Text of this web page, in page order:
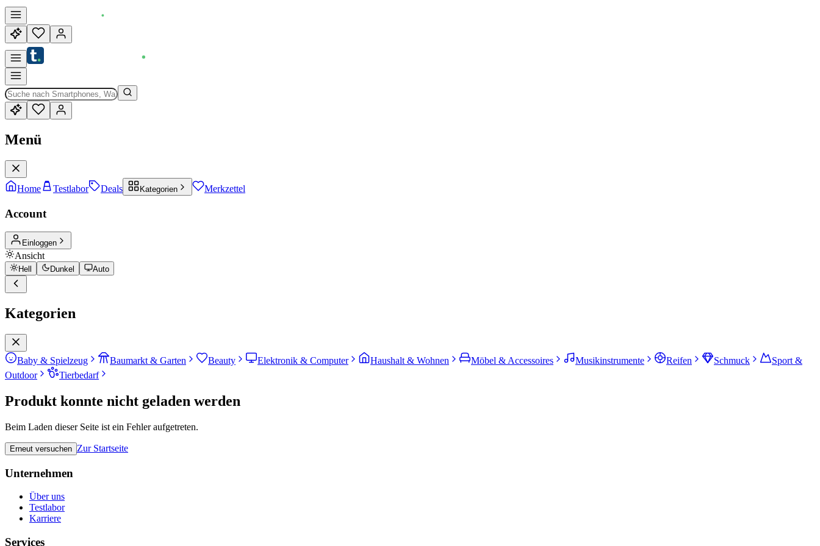
Menü
Home Testlabor Deals Kategorien Merkzettel
Account
Einloggen
Ansicht
Hell Dunkel Auto
Kategorien
Baby & Spielzeug Baumarkt & Garten Beauty Elektronik & Computer Haushalt & Wohnen Möbel & Accessoires Musikinstrumente Reifen Schmuck
Sport &
Outdoor
Tierbedarf
Produkt konnte nicht geladen werden
Beim Laden dieser Seite ist ein Fehler aufgetreten.
Erneut versuchen Zur Startseite
Unternehmen
Über uns
Testlabor
Karriere
Services